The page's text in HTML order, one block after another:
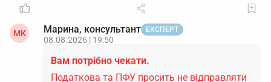
МК Марина, консультант ЕКСПЕРТ
08.08.2026 | 19:50
Вам потрібно чекати.
Податкова та ПФУ просить не відправляти